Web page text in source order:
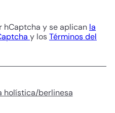
hCaptcha y se aplican la
y losTérminos del
holística/berlinesa